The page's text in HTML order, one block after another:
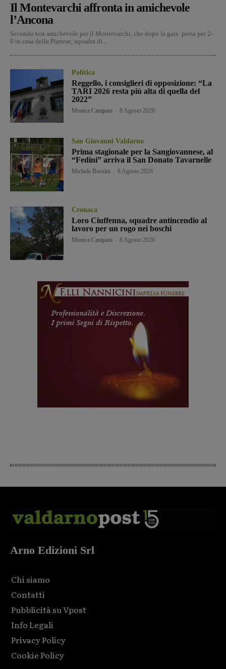
Il Montevarchi affronta in amichevole
l’Ancona
Secondo test amichevole per il Montevarchi, che dopo la gara persa per 2-
0 in casa della Pianese, squadra di...
Politica
Reggello, i consiglieri di opposizione: “La
TARI 2026 resta più alta di quella del
2022”
Monica Campani 8 Agosto 2026
San Giovanni Valdarno
Prima stagionale per la Sangiovannese, al
“Fedini” arriva il San Donato Tavarnelle
Michele Bossini 8 Agosto 2026
Cronaca
Loro Ciuffenna, squadre antincendio al
lavoro per un rogo nei boschi
Monica Campani 8 Agosto 2026
Arno Edizioni Srl
Chi siamo
Contatti
Pubblicità su Vpost
Info Legali
Privacy Policy
Cookie Policy